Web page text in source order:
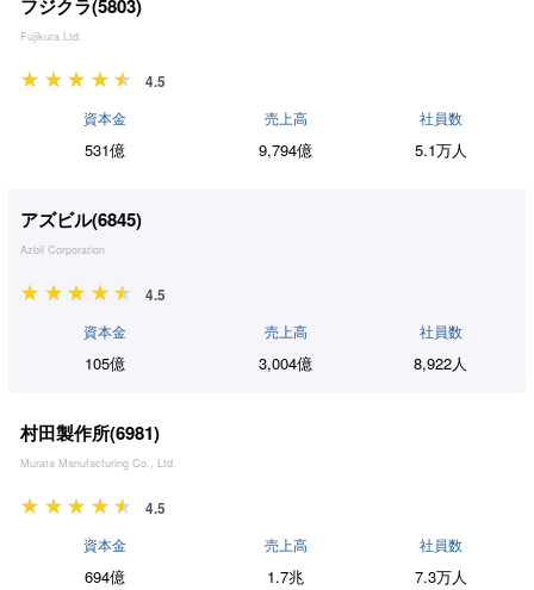
フジクラ(5803)
Fujikura Ltd.
4.5
資本金
531億
売上高
9,794億
社員数
5.1万人
アズビル(6845)
Azbil Corporation
4.5
資本金
105億
売上高
3,004億
社員数
8,922人
村田製作所(6981)
Murata Manufacturing Co., Ltd.
4.5
資本金
694億
売上高
1.7兆
社員数
7.3万人